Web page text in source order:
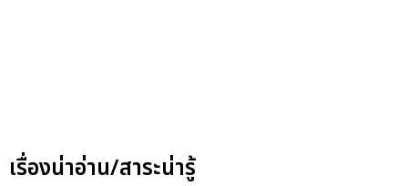
เรื่องน่าอ่าน/สาระน่ารู้